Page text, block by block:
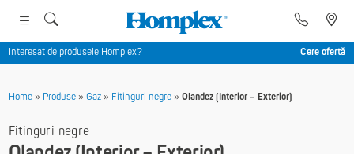
Interesat de produsele Homplex? Cere ofertă
Home» Produse» Gaz» Fitinguri negre» Olandez (Interior – Exterior)
Fitinguri negre